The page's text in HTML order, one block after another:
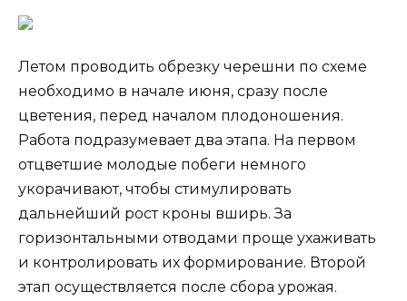
Летом проводить обрезку черешни по схеме
необходимо в начале июня, сразу после
цветения, перед началом плодоношения.
Работа подразумевает два этапа. На первом
отцветшие молодые побеги немного
укорачивают, чтобы стимулировать
дальнейший рост кроны вширь. За
горизонтальными отводами проще ухаживать
и контролировать их формирование. Второй
этап осуществляется после сбора урожая.